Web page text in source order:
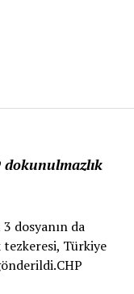
dokunulmazlık
dosyanın da
Türkiye